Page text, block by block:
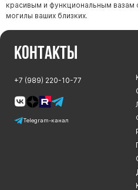
красивым и функциональным
могилы ваших близких.
Контакты
+7 (989) 220-10-77
Telegram-канал